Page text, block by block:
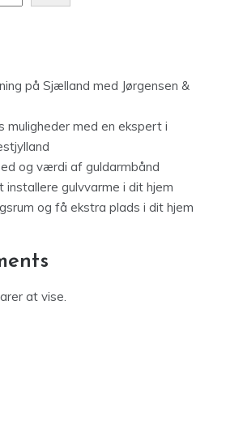
på Sjælland med Jørgensen &
muligheder med en ekspert i
og værdi af guldarmbånd
installere gulvvarme i dit hjem
og få ekstra plads i dit hjem
at vise.